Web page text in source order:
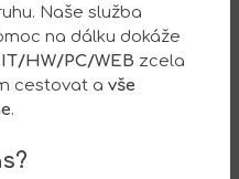
Naše služba
na dálku dokáže
HW/PC/WEB zcela
cestovat a vše
.